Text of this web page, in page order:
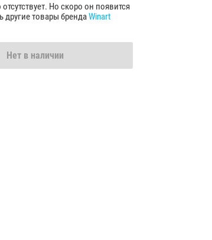
Но скоро он появится
другие товары брендаWinart
Нет в наличии